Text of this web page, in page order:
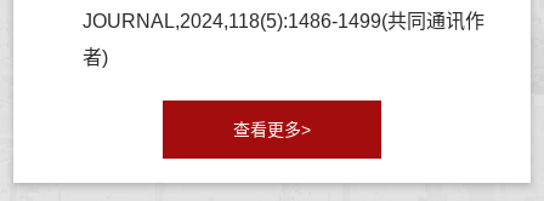
JOURNAL,2024,118(5):1486-1499(共同通讯作
者)
查看更多>